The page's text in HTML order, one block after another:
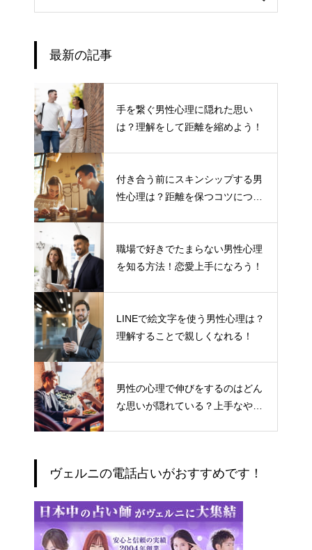
最新の記事
手を繋ぐ男性心理に隠れた思い
は？理解をして距離を縮めよう！
付き合う前にスキンシップする男
性心理は？距離を保つコツについ
職場で好きでたまらない男性心理
を知る方法！恋愛上手になろう！
LINEで絵文字を使う男性心理は？
理解することで親しくなれる！
男性の心理で伸びをするのはどん
な思いが隠れている？上手なやり
ヴェルニの電話占いがおすすめです！